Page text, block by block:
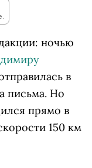
ночью
в
письма. Но
прямо в
150 км